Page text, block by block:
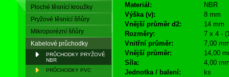
Ploché těsnící kroužky
Pryžové těsnící šňůry
Mikroporézní šňůry
Kabelové průchodky
PRŮCHODKY PRYŽOVÉ
NBR
PRŮCHODKY PVC
Materiál:
NBR
Výška (v):
8 mm
Vnější průměr d2:
14 mm
Rozměry:
7 x 4 -
Vnitřní průměr:
7,00
Vnější průměr:
14,00
Síla:
4,00
Jednotka / balení:
ks